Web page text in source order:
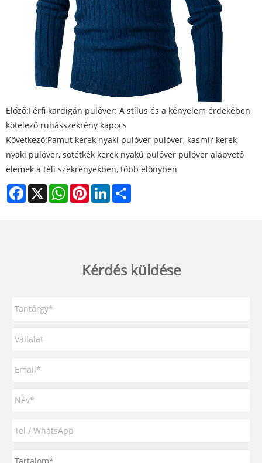
Előző:Férfi kardigán pulóver: A stílus és a kényelem érdekében
kötelező ruhásszekrény kapocs
Következő:Pamut kerek nyaki pulóver pulóver, kasmír kerek
nyaki pulóver, sötétkék kerek nyakú pulóver pulóver alapvető
elemek a téli szekrényekben, több előnyben
Facebook
X WhatsAppPinterestLinkedIn
Kérdés küldése